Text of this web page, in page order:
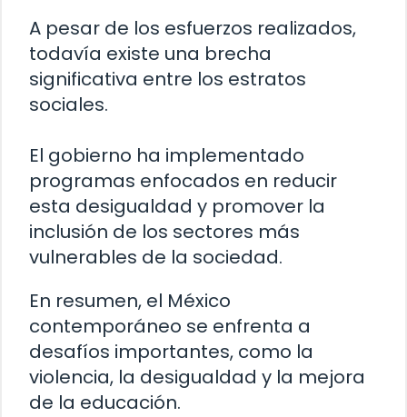
A pesar de los esfuerzos realizados,
todavía existe una brecha
significativa entre los estratos
sociales.
El gobierno ha implementado
programas enfocados en reducir
esta desigualdad y promover la
inclusión de los sectores más
vulnerables de la sociedad.
En resumen, el México
contemporáneo se enfrenta a
desafíos importantes, como la
violencia, la desigualdad y la mejora
de la educación.